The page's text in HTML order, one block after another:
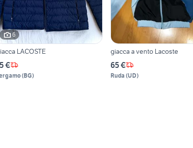
6
LACOSTE
€
(BG)
giacca a vento Lacoste
65 €
Ruda (UD)